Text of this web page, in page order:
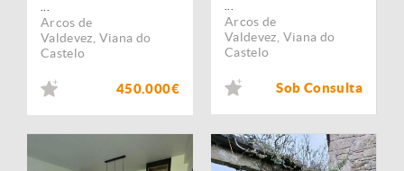
Arcos de
Valdevez Viana do
Castelo
450.000€
Arcos de
Valdevez Viana do
Castelo
Sob Consulta